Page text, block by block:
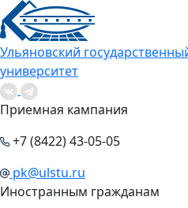
Ульяновский
университет
Приемная кампания
+7 (8422) 43-05-05
pk@ulstu.ru
Иностранным гражданам